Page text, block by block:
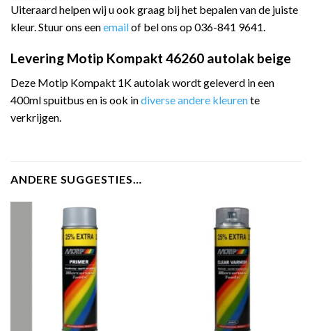
Uiteraard helpen wij u ook graag bij het bepalen van de juiste
kleur. Stuur ons eenemailof bel ons op 036-841 9641.
Levering Motip Kompakt 46260 autolak beige
Deze Motip Kompakt 1K autolak wordt geleverd in een
400ml spuitbus en is ook indiverse andere kleurente
verkrijgen.
ANDERE SUGGESTIES…